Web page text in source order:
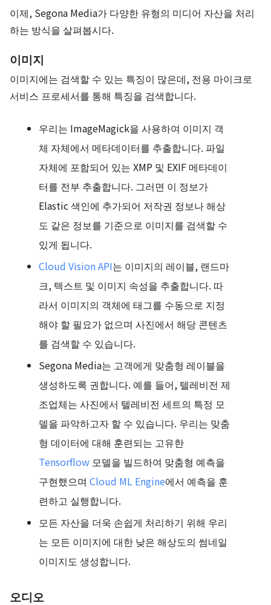
이제, Segona Media가 다양한 유형의 미디어 자산을 처리
하는 방식을 살펴봅시다.
이미지
이미지에는 검색할 수 있는 특징이 많은데, 전용 마이크로
서비스 프로세서를 통해 특징을 검색합니다.
우리는 ImageMagick을 사용하여 이미지 객
체 자체에서 메타데이터를 추출합니다. 파일
자체에 포함되어 있는 XMP 및 EXIF 메타데이
터를 전부 추출합니다. 그러면 이 정보가
Elastic 색인에 추가되어 저작권 정보나 해상
도 같은 정보를 기준으로 이미지를 검색할 수
있게 됩니다.
Cloud Vision API는 이미지의 레이블, 랜드마
크, 텍스트 및 이미지 속성을 추출합니다. 따
라서 이미지의 객체에 태그를 수동으로 지정
해야 할 필요가 없으며 사진에서 해당 콘텐츠
를 검색할 수 있습니다.
Segona Media는 고객에게 맞춤형 레이블을
생성하도록 권합니다. 예를 들어, 텔레비전 제
조업체는 사진에서 텔레비전 세트의 특정 모
델을 파악하고자 할 수 있습니다. 우리는 맞춤
형 데이터에 대해 훈련되는 고유한
Tensorflow 모델을 빌드하여 맞춤형 예측을
구현했으며 Cloud ML Engine에서 예측을 훈
련하고 실행합니다.
모든 자산을 더욱 손쉽게 처리하기 위해 우리
는 모든 이미지에 대한 낮은 해상도의 썸네일
이미지도 생성합니다.
오디오